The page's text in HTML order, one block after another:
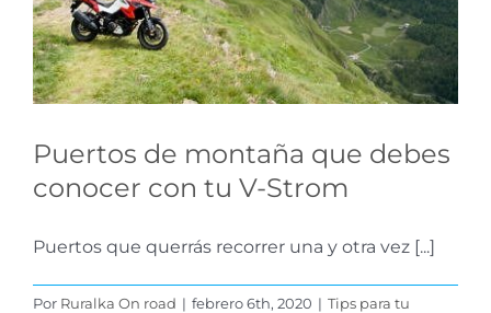
tu V-Strom
Tips para tu Ruta
Puertos de montaña que debes
conocer con tu V-Strom
Puertos que querrás recorrer una y otra vez [...]
Por Ruralka On road | febrero 6th, 2020 | Tips para tu